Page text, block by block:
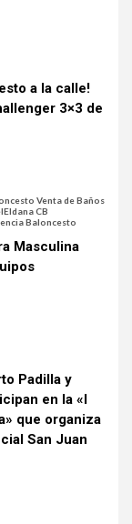
a la calle!
3×3 de
Venta de Baños
Eldana CB
Baloncesto
Masculina
Padilla y
en la «I
que organiza
San Juan